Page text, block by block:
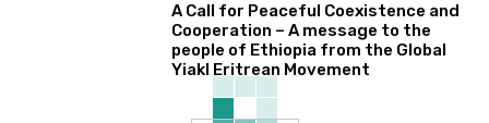
A Call for Peaceful Coexistence and
Cooperation – A message to the
people of Ethiopia from the Global
Yiakl Eritrean Movement